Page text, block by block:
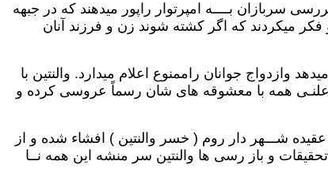
بــــه امپرتوار راپور میدهند که در جبهه
میکردند که اگر کشته شوند زن و فرزند آنان
وازدواج جوانان راممنوع اعلام میدارد. والنتین با
علنـی همه با معشوقه های شان رسماً عروسی کرده و
شـــهر دار روم ( خسر والنتین ) افشاء شده و از
تحقیقات و باز رسی ها والنتین سر منشه این همه نــا